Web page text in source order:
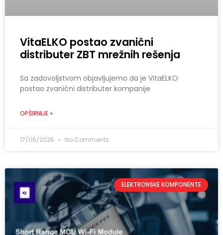
VitaELKO postao zvanični
distributer ZBT mrežnih rešenja
Sa zadovoljstvom objavljujemo da je VitaELKO
postao zvanični distributer kompanije
OPŠIRNIJE »
17/06/2026 No Comments
ELEKTRONSKE KOMPONENTE